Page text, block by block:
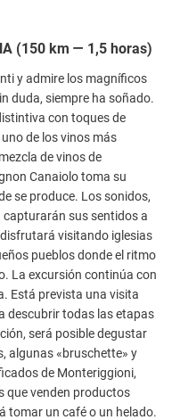
(150 km — 1,5 horas)
y admire los magníficos
duda, siempre ha soñado.
con toques de
de los vinos más
de vinos de
Canaiolo toma su
se produce. Los sonidos,
capturarán sus sentidos a
visitando iglesias
pueblos donde el ritmo
La excursión continúa con
Está prevista una visita
descubrir todas las etapas
será posible degustar
algunas «bruschette» y
de Monteriggioni,
que venden productos
tomar un café o un helado.